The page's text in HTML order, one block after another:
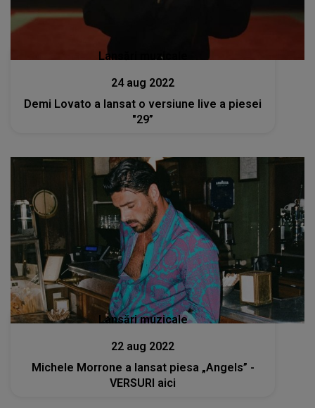
Lansări muzicale
24 aug 2022
Demi Lovato a lansat o versiune live a piesei
"29”
Lansări muzicale
22 aug 2022
Michele Morrone a lansat piesa „Angels” -
VERSURI aici